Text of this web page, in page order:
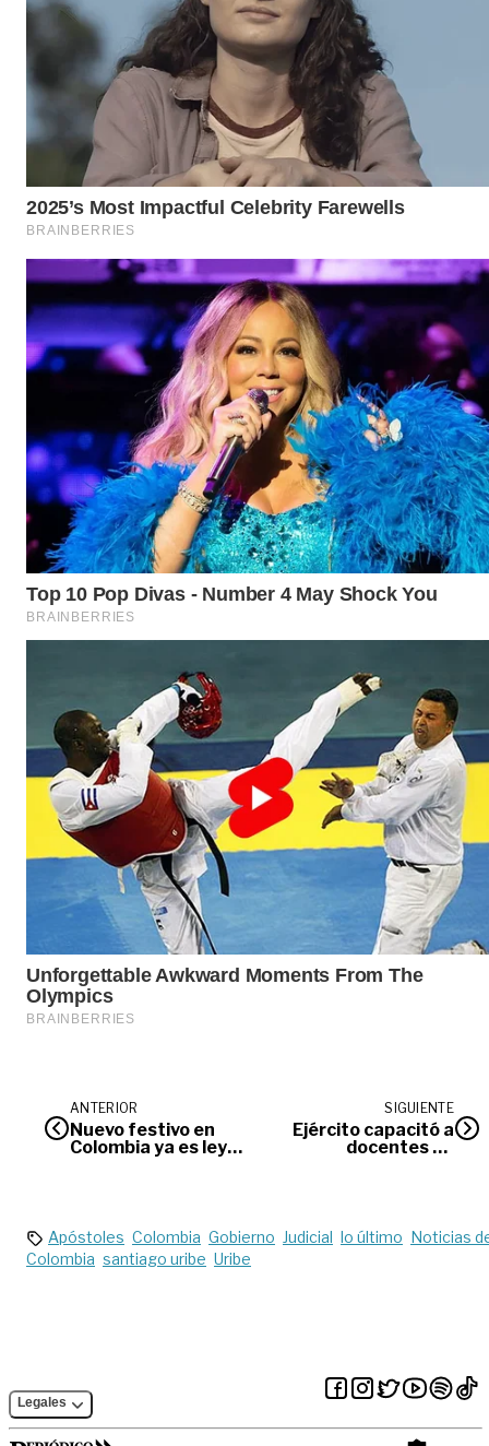
ANTERIOR
Nuevo festivo en
Colombia ya es ley:
SIGUIENTE
Ejército capacitó a
docentes de
Apóstoles Colombia Gobierno Judicial lo último Noticias
Colombia santiago uribe Uribe
Legales